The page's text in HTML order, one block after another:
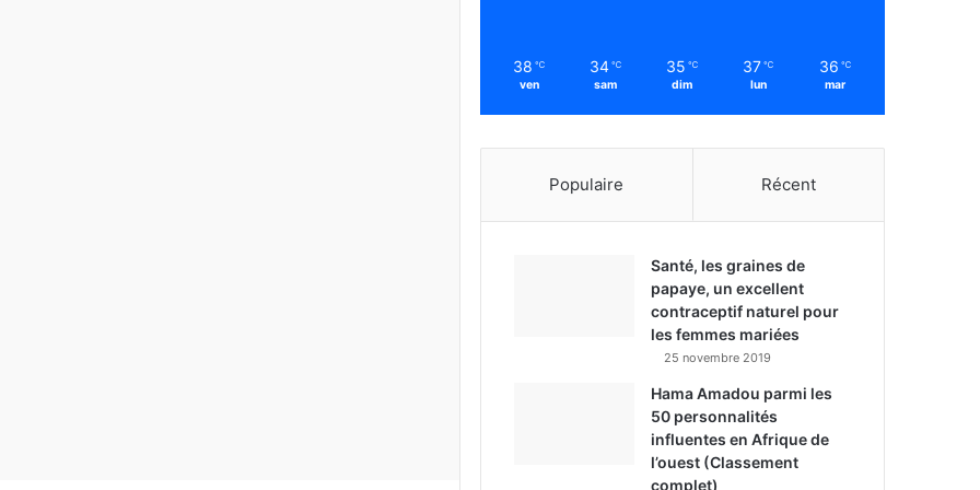
38 ℃
ven
34 ℃
sam
35 ℃
dim
37 ℃
lun
36 ℃
mar
Populaire Récent
Santé, les graines de
papaye, un excellent
contraceptif naturel pour
les femmes mariées
25 novembre 2019
Hama Amadou parmi les
50 personnalités
influentes en Afrique de
l’ouest (Classement
complet)